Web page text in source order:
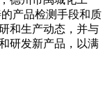
产品检测手段和质
和生产动态，并与
研发新产品，以满